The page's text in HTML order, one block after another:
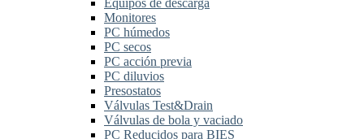
Equipos de descarga
Monitores
PC húmedos
PC secos
PC acción previa
PC diluvios
Presostatos
Válvulas Test&Drain
Válvulas de bola y vaciado
PC Reducidos para BIES